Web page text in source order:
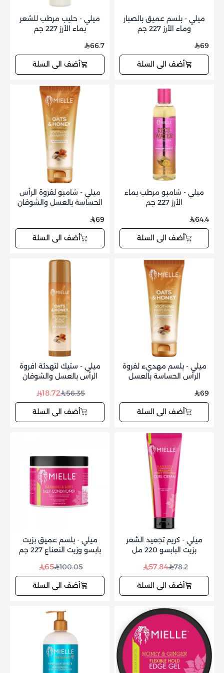
ميلي - بلسم عميق بالصبار
وماء الأرز 227 جم
69
أضف الى السلة
ميلي - حليب مرطب للشعر
بماء الأرز 227 جم
66.7
أضف الى السلة
ميلي - شامبو مرطب بماء
الأرز 227 جم
64.4
أضف الى السلة
ميلي - شامبو لفروة الرأس
الحساسة بالعسل والشوفان
69
أضف الى السلة
ميلي - بلسم مهديء لفروة
الرأس الحساسة بالعسل
69
أضف الى السلة
ميلي - ستيك لتهدئة افروة
الرأس بالعسل والشوفان
56.35
18.72
أضف الى السلة
ميلي - كريم تجعيد الشعر
بزيت البابسو 220 مل
78.2
57.84
أضف الى السلة
ميلي - بلسم عميق بزيت
بابسو وزيت النعناع 227 جم
100.05
65
أضف الى السلة